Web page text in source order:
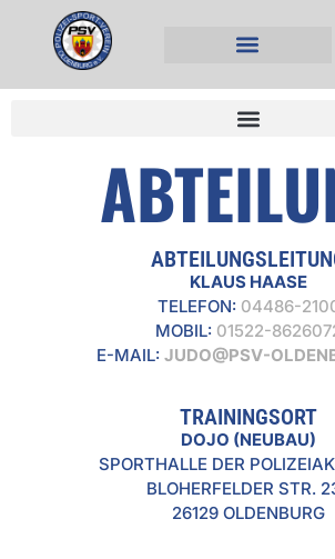
springen
KLAUS HAASE
TELEFON: 04486-
MOBIL: 01522-
E-MAIL: JUDO@PSV-
TRAININGSORT
DOJO (NEUBAU)
SPORTHALLE DER
BLOHERFELDER STR.
26129 OLDENBURG